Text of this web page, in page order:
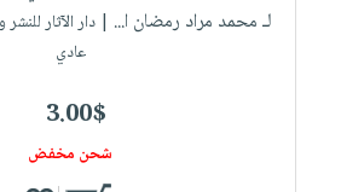
لـ محمد مراد رمضان ا... | دار الآثار
عادي
3.00$
شحن مخفض